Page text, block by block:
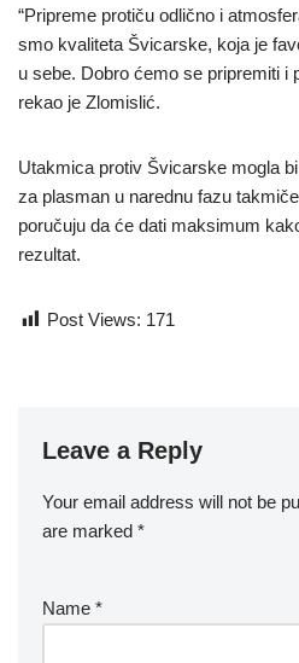
“Pripreme protiču odlično i
smo kvaliteta Švicarske, koja je
u sebe. Dobro ćemo se pripremiti i
rekao je Zlomislić.
Utakmica protiv Švicarske mogla
za plasman u narednu fazu
poručuju da će dati maksimum
rezultat.
Post Views: 171
Leave a Reply
Your email address will not be
are marked *
Name *